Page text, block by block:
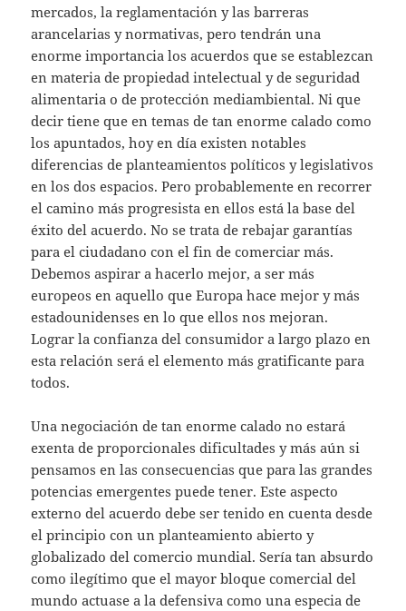
mercados, la reglamentación y las barreras
arancelarias y normativas, pero tendrán una
enorme importancia los acuerdos que se establezcan
en materia de propiedad intelectual y de seguridad
alimentaria o de protección mediambiental. Ni que
decir tiene que en temas de tan enorme calado como
los apuntados, hoy en día existen notables
diferencias de planteamientos políticos y legislativos
en los dos espacios. Pero probablemente en recorrer
el camino más progresista en ellos está la base del
éxito del acuerdo. No se trata de rebajar garantías
para el ciudadano con el fin de comerciar más.
Debemos aspirar a hacerlo mejor, a ser más
europeos en aquello que Europa hace mejor y más
estadounidenses en lo que ellos nos mejoran.
Lograr la confianza del consumidor a largo plazo en
esta relación será el elemento más gratificante para
todos.
Una negociación de tan enorme calado no estará
exenta de proporcionales dificultades y más aún si
pensamos en las consecuencias que para las grandes
potencias emergentes puede tener. Este aspecto
externo del acuerdo debe ser tenido en cuenta desde
el principio con un planteamiento abierto y
globalizado del comercio mundial. Sería tan absurdo
como ilegítimo que el mayor bloque comercial del
mundo actuase a la defensiva como una especia de